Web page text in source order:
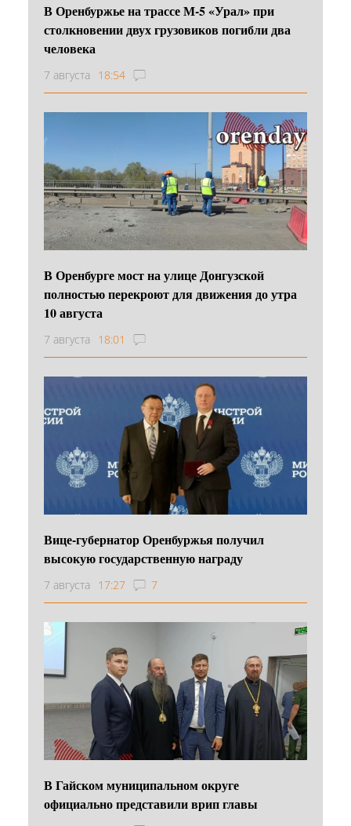
В Оренбуржье на трассе М-5 «Урал» при
столкновении двух грузовиков погибли два
человека
7 августа 18:54
В Оренбурге мост на улице Донгузской
полностью перекроют для движения до утра
10 августа
7 августа 18:01
Вице-губернатор Оренбуржья получил
высокую государственную награду
7 августа 17:27 7
В Гайском муниципальном округе
официально представили врип главы